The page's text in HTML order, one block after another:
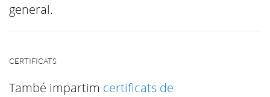
general.
CERTIFICATS
També impartim certificats de